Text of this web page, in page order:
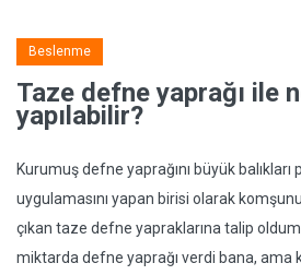
Beslenme
Taze defne yaprağı ile
yapılabilir?
Kurumuş defne yaprağını büyük
uygulamasını yapan birisi olarak
çıkan taze defne yapraklarına talip
miktarda defne yaprağı verdi bana, ama